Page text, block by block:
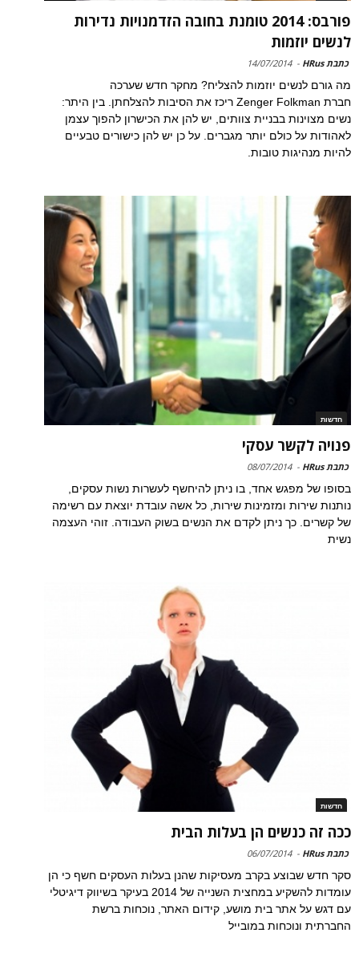
פורבס: 2014 טומנת בחובה הזדמנויות נדירות
לנשים יוזמות
כתבת HRus -
14/07/2014
מה גורם לנשים יוזמות להצליח? מחקר חדש שערכה
חברת Zenger Folkman ריכז את הסיבות להצלחתן. בין היתר:
נשים מצוינות בבניית צוותים, יש להן את הכישרון להפוך עצמן
לאהודות על כולם יותר מגברים. על כן יש להן כישורים טבעיים
להיות מנהיגות טובות.
חדשות
פנויה לקשר עסקי
כתבת HRus -
08/07/2014
בסופו של מפגש אחד, בו ניתן להיחשף לעשרות נשות עסקים,
נותנות שירות ומזמינות שירות, כל אשה עובדת יוצאת עם רשימה
של קשרים. כך ניתן לקדם את הנשים בשוק העבודה. זוהי העצמה
נשית
חדשות
ככה זה כנשים הן בעלות הבית
כתבת HRus -
06/07/2014
סקר חדש שבוצע בקרב מעסיקות שהנן בעלות העסקים חשף כי הן
עומדות להשקיע במחצית השנייה של 2014 בעיקר בשיווק דיגיטלי
עם דגש על אתר בית מושע, קידום האתר, נוכחות ברשת
החברתית ונוכחות במובייל